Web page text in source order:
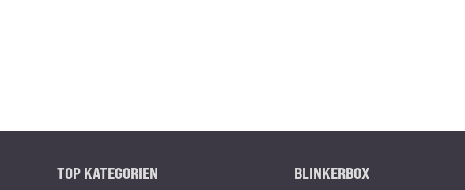
TOP KATEGORIEN BLINKERBOX